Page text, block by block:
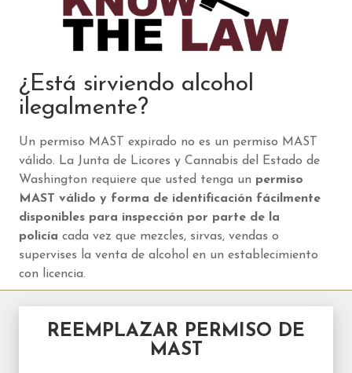
¿Está sirviendo alcohol
ilegalmente?
Un permiso MAST expirado no es un permiso MAST
válido. La Junta de Licores y Cannabis del Estado de
Washington requiere que usted tenga un permiso
MAST válido y forma de identificación fácilmente
disponibles para inspección por parte de la
policía cada vez que mezcles, sirvas, vendas o
supervises la venta de alcohol en un establecimiento
con licencia.
REEMPLAZAR PERMISO DE
MAST